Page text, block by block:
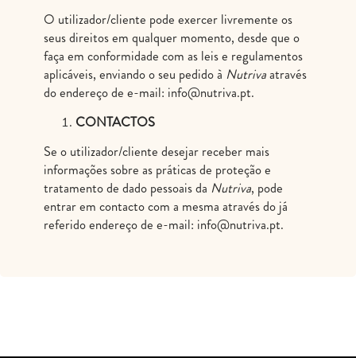
O utilizador/cliente pode exercer livremente os
seus direitos em qualquer momento, desde que o
faça em conformidade com as leis e regulamentos
aplicáveis, enviando o seu pedido à Nutrivaatravés
do endereço de e-mail: info@nutriva.pt.
CONTACTOS
Se o utilizador/cliente desejar receber mais
informações sobre as práticas de proteção e
tratamento de dado pessoais da Nutriva, pode
entrar em contacto com a mesma através do já
referido endereço de e-mail: info@nutriva.pt.